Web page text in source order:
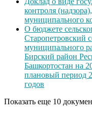
контроля (надзора),
муниципального
О бюджете
Старопетровский
муниципального
Бирский район
Башкортостан на
плановый период
годов
Показать еще 10